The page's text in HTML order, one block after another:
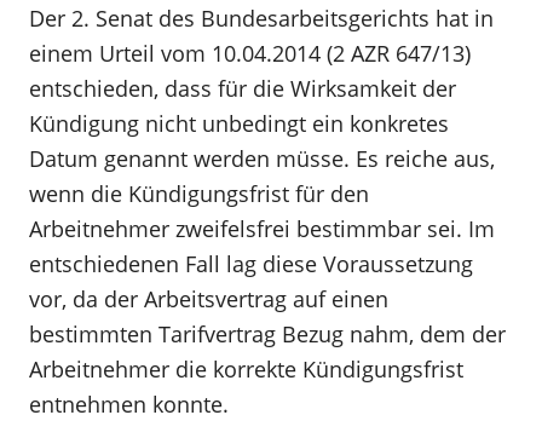
Der 2. Senat des Bundesarbeitsgerichts hat in
einem Urteil vom 10.04.2014 (2 AZR 647/13)
entschieden, dass für die Wirksamkeit der
Kündigung nicht unbedingt ein konkretes
Datum genannt werden müsse. Es reiche aus,
wenn die Kündigungsfrist für den
Arbeitnehmer zweifelsfrei bestimmbar sei. Im
entschiedenen Fall lag diese Voraussetzung
vor, da der Arbeitsvertrag auf einen
bestimmten Tarifvertrag Bezug nahm, dem der
Arbeitnehmer die korrekte Kündigungsfrist
entnehmen konnte.